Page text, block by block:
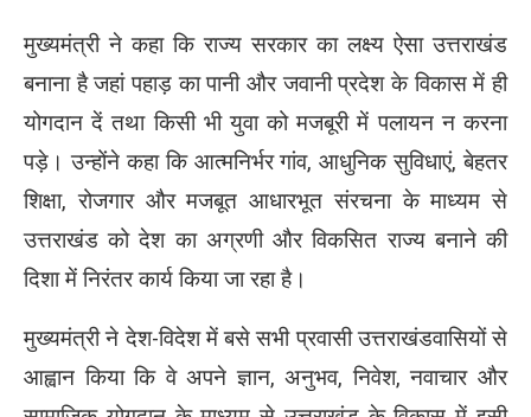
मुख्यमंत्री ने कहा कि राज्य सरकार का लक्ष्य ऐसा उत्तराखंड
बनाना है जहां पहाड़ का पानी और जवानी प्रदेश के विकास में ही
योगदान दें तथा किसी भी युवा को मजबूरी में पलायन न करना
पड़े। उन्होंने कहा कि आत्मनिर्भर गांव, आधुनिक सुविधाएं, बेहतर
शिक्षा, रोजगार और मजबूत आधारभूत संरचना के माध्यम से
उत्तराखंड को देश का अग्रणी और विकसित राज्य बनाने की
दिशा में निरंतर कार्य किया जा रहा है।
मुख्यमंत्री ने देश-विदेश में बसे सभी प्रवासी उत्तराखंडवासियों से
आह्वान किया कि वे अपने ज्ञान, अनुभव, निवेश, नवाचार और